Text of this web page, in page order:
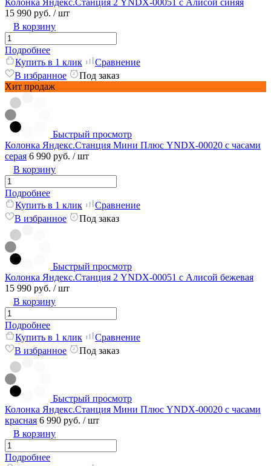
15 990 руб. / шт
В корзину
Подробнее
Купить в 1 клик
Сравнение
В избранное
Под заказ
Хит продаж
Быстрый просмотр
Колонка Яндекс.Станция Мини Плюс YNDX-00020 с часами
серая 6 990 руб. / шт
В корзину
Подробнее
Купить в 1 клик
Сравнение
В избранное
Под заказ
Быстрый просмотр
Колонка Яндекс.Станция 2 YNDX-00051 с Алисой бежевая
15 990 руб. / шт
В корзину
Подробнее
Купить в 1 клик
Сравнение
В избранное
Под заказ
Быстрый просмотр
Колонка Яндекс.Станция Мини Плюс YNDX-00020 с часами
красная 6 990 руб. / шт
В корзину
Подробнее